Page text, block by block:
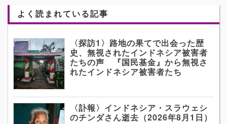
よく読まれている記事
〈探訪1〉路地の果てで出会った歴
史、無視されたインドネシア被害者
たちの声 『国民基金』から無視さ
れたインドネシア被害者たち
〈訃報〉インドネシア・スラウェシ
のチンダさん逝去（2026年8月1日）